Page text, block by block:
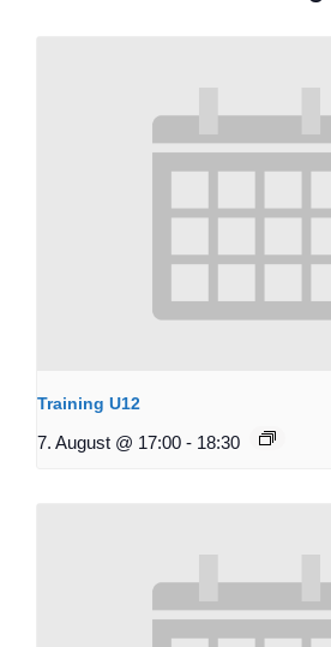
Training U12
7. August @ 17:00 - 18:30